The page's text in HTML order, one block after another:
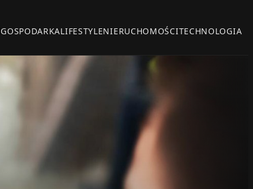
GOSPODARKALIFESTYLENIERUCHOMOŚCITECHNOLOGIA